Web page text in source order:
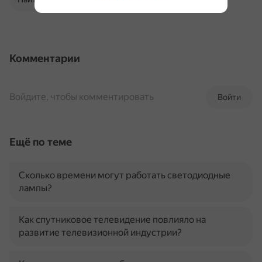
Комментарии
Войти
Войдите, чтобы комментировать
Ещё по теме
Сколько времени могут работать светодиодные
лампы?
Как спутниковое телевидение повлияло на
развитие телевизионной индустрии?